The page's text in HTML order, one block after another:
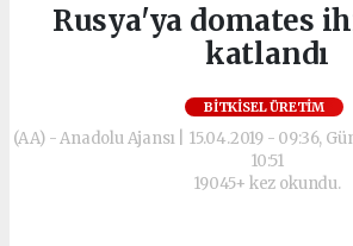
Rusya'ya domates
katlandı
BITKISEL ÜRETIM
(AA) - Anadolu Ajansı | 15.04.2019 - 09:36,
10:51
19045+ kez okundu.